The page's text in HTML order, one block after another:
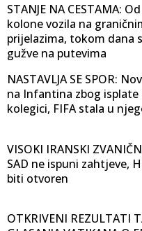
STANJE NA CESTAMA:
kolone vozila na
prijelazima, tokom dana
gužve na putevima
NASTAVLJA SE SPOR:
na Infantina zbog isplate
kolegici, FIFA stala u
VISOKI IRANSKI
SAD ne ispuni zahtjeve,
biti otvoren
OTKRIVENI REZULTATI